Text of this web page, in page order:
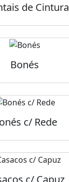
de Cintura
Bonés
c/ Rede
c/ Capuz